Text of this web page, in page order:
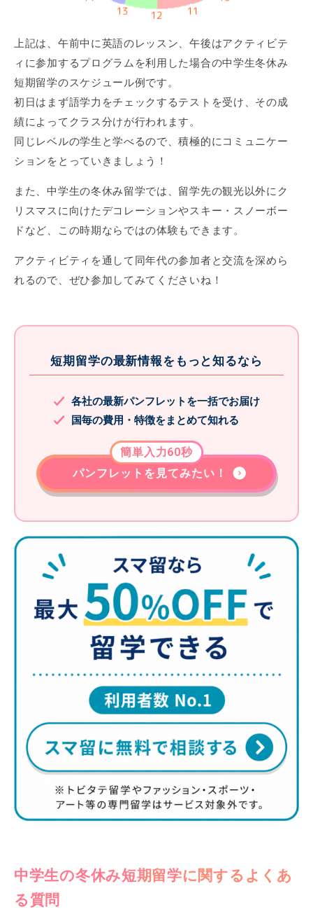
上記は、午前中に英語のレッスン、午後はアクティビテ
ィに参加するプログラムを利用した場合の中学生冬休み
短期留学のスケジュール例です。
初日はまず語学力をチェックするテストを受け、その成
績によってクラス分けが行われます。
同じレベルの学生と学べるので、積極的にコミュニケー
ションをとっていきましょう！
また、中学生の冬休み留学では、留学先の観光以外にク
リスマスに向けたデコレーションやスキー・スノーボー
ドなど、この時期ならではの体験もできます。
アクティビティを通して同年代の参加者と交流を深めら
れるので、ぜひ参加してみてくださいね！
短期留学の最新情報をもっと知るなら
各社の最新パンフレットを一括でお届け
国毎の費用・特徴をまとめて知れる
パンフレットを見てみたい！
簡単入力60秒
中学生の冬休み短期留学に関するよくあ
る質問